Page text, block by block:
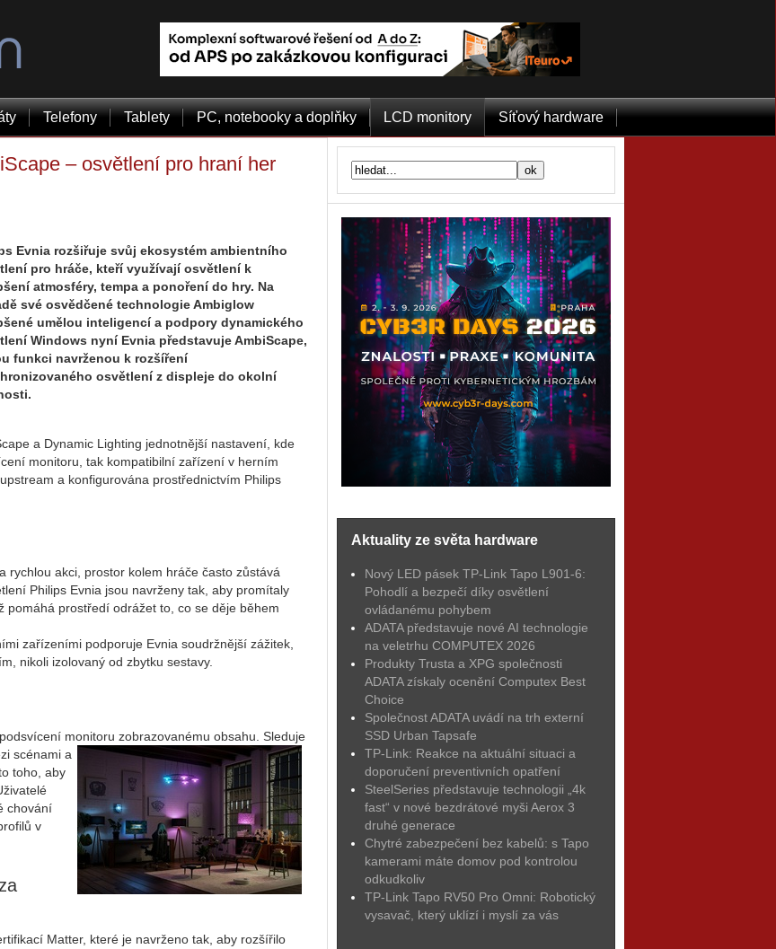
Telefony Tablety PC, notebooky a doplňky LCD monitory Síťový hardware
Aktuality ze světa hardware
Nový LED pásek TP-Link Tapo L901-6:
Pohodlí a bezpečí díky osvětlení
ovládanému pohybem
ADATA představuje nové AI technologie
na veletrhu COMPUTEX 2026
Produkty Trusta a XPG společnosti
ADATA získaly ocenění Computex Best
Choice
Společnost ADATA uvádí na trh externí
SSD Urban Tapsafe
TP-Link: Reakce na aktuální situaci a
doporučení preventivních opatření
SteelSeries představuje technologii „4k
fast“ v nové bezdrátové myši Aerox 3
druhé generace
Chytré zabezpečení bez kabelů: s Tapo
kamerami máte domov pod kontrolou
odkudkoliv
TP-Link Tapo RV50 Pro Omni: Robotický
vysavač, který uklízí i myslí za vás
– osvětlení pro hraní her
Evnia rozšiřuje svůj ekosystém ambientního
pro hráče, kteří využívají osvětlení k
atmosféry, tempa a ponoření do hry. Na
své osvědčené technologie Ambiglow
umělou inteligencí a podpory dynamického
Windows nyní Evnia představuje AmbiScape,
funkci navrženou k rozšíření
osvětlení z displeje do okolní
a Dynamic Lighting jednotnější nastavení, kde
monitoru, tak kompatibilní zařízení v herním
a konfigurována prostřednictvím Philips
rychlou akci, prostor kolem hráče často zůstává
Philips Evnia jsou navrženy tak, aby promítaly
prostředí odrážet to, co se děje během
zařízeními podporuje Evnia soudržnější zážitek,
nikoli izolovaný od zbytku sestavy.
monitoru zobrazovanému obsahu. Sleduje
scénami a
toho, aby
chování
v
Matter, které je navrženo tak, aby rozšířilo